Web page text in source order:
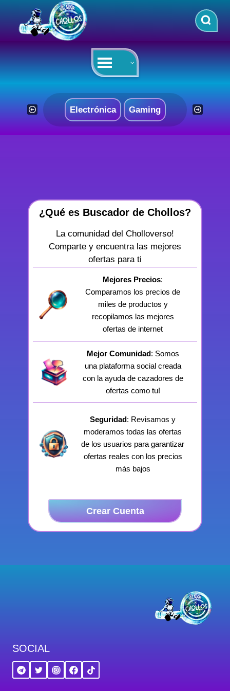
contenido
Electrónica Gaming
¿Qué es Buscador de Chollos?
La comunidad del Cholloverso!
Comparte y encuentra las mejores
ofertas para ti
Mejores Precios:
Comparamos los precios de
miles de productos y
recopilamos las mejores
ofertas de internet
Mejor Comunidad: Somos
una plataforma social creada
con la ayuda de cazadores de
ofertas como tu!
Seguridad: Revisamos y
moderamos todas las ofertas
de los usuarios para garantizar
ofertas reales con los precios
más bajos
Crear Cuenta
SOCIAL